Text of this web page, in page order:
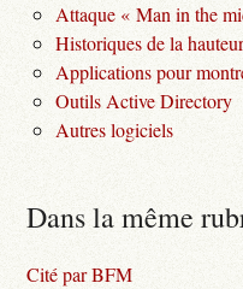
Attaque « Man in the
Historiques de la
Applications pour
Outils Active Directory
Autres logiciels
Dans la même
Cité par BFM